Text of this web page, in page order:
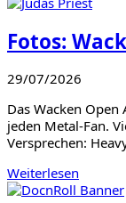
Fotos:
29/07/2026
Das Wacken
jeden Metal-Fan.
Versprechen:
Weiterlesen